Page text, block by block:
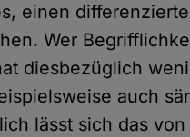
einen
Wer
diesbezüglich
auch
lässt sich das